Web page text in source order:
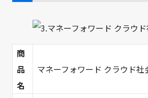
商
品
名
マネーフォワード クラウド社